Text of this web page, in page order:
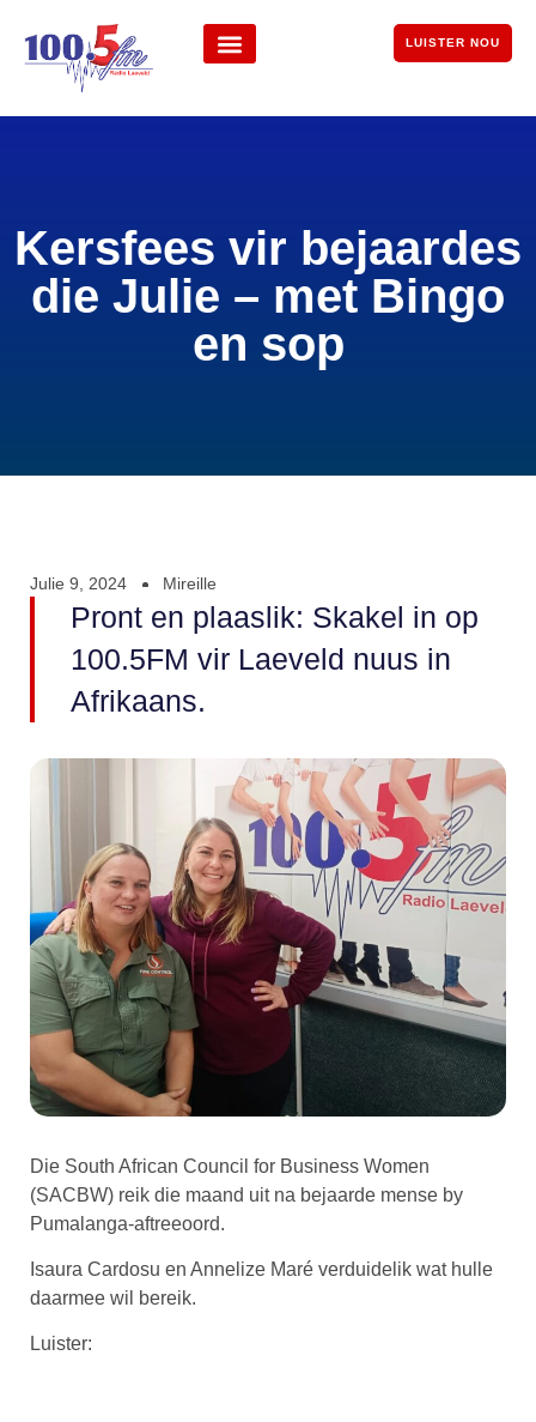
LUISTER NOU
Kersfees vir bejaardes
die Julie – met Bingo
en sop
Julie 9, 2024 Mireille
Pront en plaaslik: Skakel in op
100.5FM vir Laeveld nuus in
Afrikaans.
Die South African Council for Business Women
(SACBW) reik die maand uit na bejaarde mense by
Pumalanga-aftreeoord.
Isaura Cardosu en Annelize Maré verduidelik wat hulle
daarmee wil bereik.
Luister: